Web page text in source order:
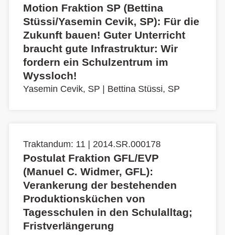
Motion Fraktion SP (Bettina
Stüssi/Yasemin Cevik, SP): Für die
Zukunft bauen! Guter Unterricht
braucht gute Infrastruktur: Wir
fordern ein Schulzentrum im
Wyssloch!
Yasemin Cevik, SP Bettina Stüssi, SP
Traktandum: 11 | 2014.SR.000178
Postulat Fraktion GFL/EVP
(Manuel C. Widmer, GFL):
Verankerung der bestehenden
Produktionsküchen von
Tagesschulen in den Schulalltag;
Fristverlängerung